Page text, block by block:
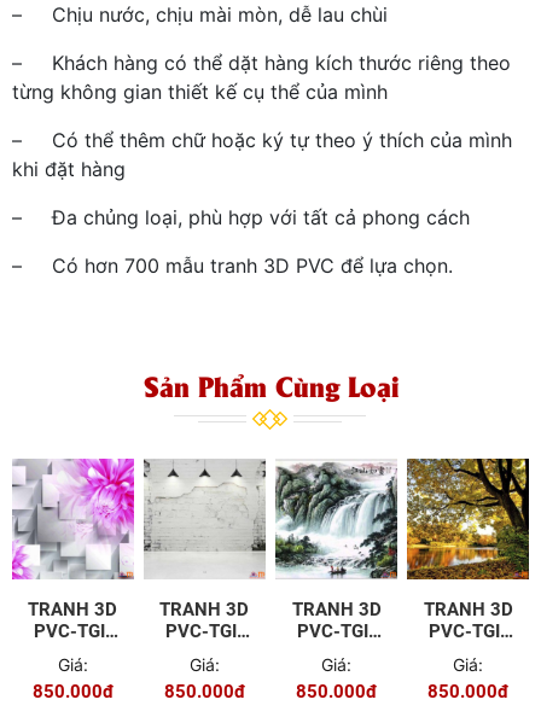
– Chịu nước, chịu mài mòn, dễ lau chùi
– Khách hàng có thể dặt hàng kích thước riêng theo
từng không gian thiết kế cụ thể của mình
– Có thể thêm chữ hoặc ký tự theo ý thích của mình
khi đặt hàng
– Đa chủng loại, phù hợp với tất cả phong cách
– Có hơn 700 mẫu tranh 3D PVC để lựa chọn.
Sản Phẩm Cùng Loại
TRANH 3D
PVC-TGI-
YD-P397
Giá:
850.000đ
TRANH 3D
PVC-TGI-
YD-P406
Giá:
850.000đ
TRANH 3D
PVC-TGI-
YD-P415
Giá:
850.000đ
TRANH 3D
PVC-TGI-
YD-P80
Giá:
850.000đ